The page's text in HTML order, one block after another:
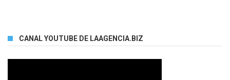
CANAL YOUTUBE DE LAAGENCIA.BIZ